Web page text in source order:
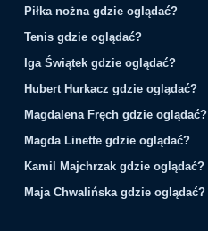
Piłka nożna gdzie oglądać?
Tenis gdzie oglądać?
Iga Świątek gdzie oglądać?
Hubert Hurkacz gdzie oglądać?
Magdalena Fręch gdzie oglądać?
Magda Linette gdzie oglądać?
Kamil Majchrzak gdzie oglądać?
Maja Chwalińska gdzie oglądać?